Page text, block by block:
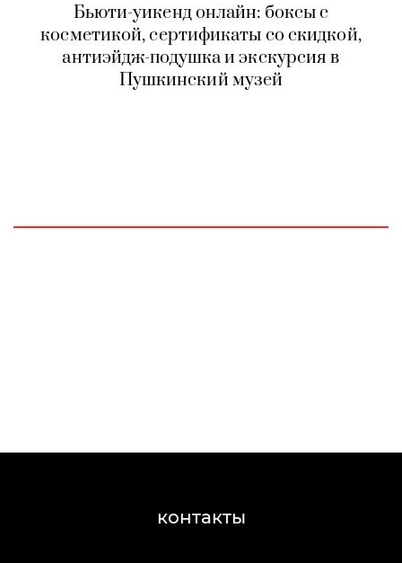
Бьюти-уикенд онлайн: боксы с
косметикой, сертификаты со скидкой,
антиэйдж-подушка и экскурсия в
Пушкинский музей
контакты